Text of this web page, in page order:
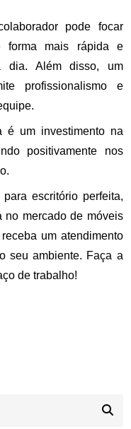
pode focar
forma mais rápida e
dia. Além disso, um
profissionalismo e
é um investimento na
positivamente nos
escritório perfeita,
no mercado de móveis
um atendimento
seu ambiente. Faça a
de trabalho!